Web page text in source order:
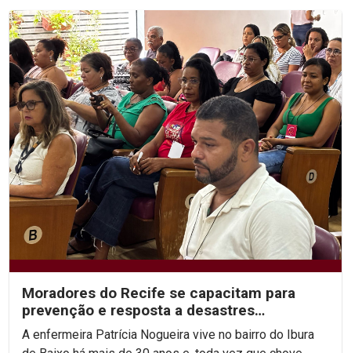
Moradores do Recife se capacitam para
prevenção e resposta a desastres
climáticos
A enfermeira Patrícia Nogueira vive no bairro do Ibura